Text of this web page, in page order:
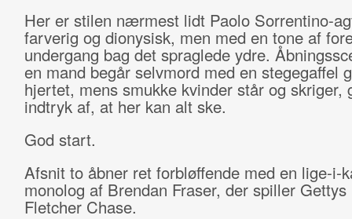
Her er stilen nærmest lidt Paolo Sorrentino-
farverig og dionysisk, men med en tone af
undergang bag det spraglede ydre.
en mand begår selvmord med en stegegaffel
hjertet, mens smukke kvinder står og skriger,
indtryk af, at her kan alt ske.
God start.
Afsnit to åbner ret forbløffende med en lige-i-
monolog af Brendan Fraser, der spiller Gettys
Fletcher Chase.